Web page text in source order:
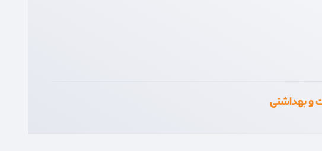
و بهداشتی